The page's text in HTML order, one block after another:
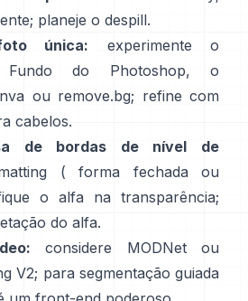
planeje o despill.
única: experimente o
do Photoshop,
o
ou remove.bg; refine com
cabelos.
de bordas de nível de
( forma fechada
ou
o alfa na transparência;
do alfa.
considere MODNetou
V2; para segmentação guiada